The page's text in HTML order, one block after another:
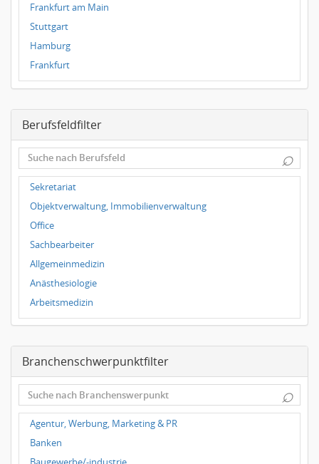
Frankfurt am Main
Stuttgart
Hamburg
Frankfurt
Dresden
Leipzig
Dortmund
Wuppertal
Hallbergmoos
Würzburg
Grünwald
Ulm
Bielefeld
Hannover
Duisburg
Berufsfeldfilter
⌕
Sekretariat
Objektverwaltung, Immobilienverwaltung
Office
Sachbearbeiter
Allgemeinmedizin
Anästhesiologie
Arbeitsmedizin
Augenheilkunde
Frauenheilkunde, Geburtshilfe
Hals-Nasen-Ohrenheilkunde
Hautkrankheiten, Geschlechtskrankheiten
Hygienemedizin, Umweltmedizin
Innere Medizin
Kieferchirurgie, Mundchirurgie, Gesichtschirurgie
Branchenschwerpunktfilter
⌕
Agentur, Werbung, Marketing & PR
Banken